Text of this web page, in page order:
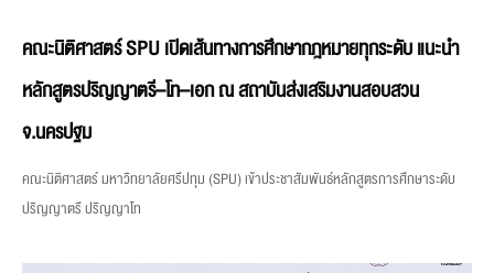
คณะนิติศาสตร์ SPU เปิดเส้นทางการศึกษากฎหมายทุกระดับ แนะนำ
หลักสูตรปริญญาตรี–โท–เอก ณ สถาบันส่งเสริมงานสอบสวน
จ.นครปฐม
คณะนิติศาสตร์ มหาวิทยาลัยศรีปทุม (SPU) เข้าประชาสัมพันธ์หลักสูตรการศึกษาระดับ
ปริญญาตรี ปริญญาโท